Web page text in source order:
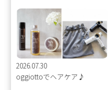
2026.07.30
oggiottoでヘアケア♪